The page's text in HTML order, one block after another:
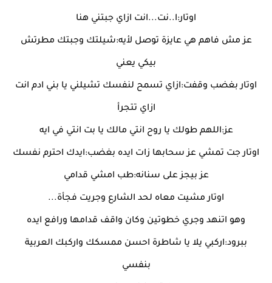
اوتار:ا..نت...انت ازاي جبتني هنا
عز مش فاهم هي عايزة توصل لأيه:شيلتك وجبتك مطرتش
بيكي يعني
اوتار بغضب وقفت:ازاي تسمح لنفسك تشيلني يا بني ادم انت
ازاي تتجرأ
عز:اللهم طولك يا روح انتي مالك يا بت انتي في ايه
اوتار جت تمشي عز سحابها زات ايده بغضب:ايدك احترم نفسك
عز بيجز على سنانه:طب امشي قدامي
اوتار مشيت معاه لحد الشارع وجريت فجأة...
وهو اتنهد وجري خطوتين وكان واقف قدامها ورافع ايده
ببرود:اركبي يلا يا شاطرة احسن ممسكك واركبك العربية
بنفسي